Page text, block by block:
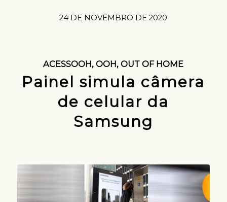
24 DE NOVEMBRO DE 2020
ACESSOOH,OOH,OUT OF HOME
Painel simula câmera
de celular da
Samsung